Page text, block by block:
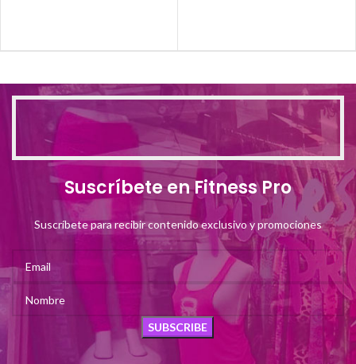
Suscríbete en Fitness Pro
Suscríbete para recibir contenido exclusivo y promociones